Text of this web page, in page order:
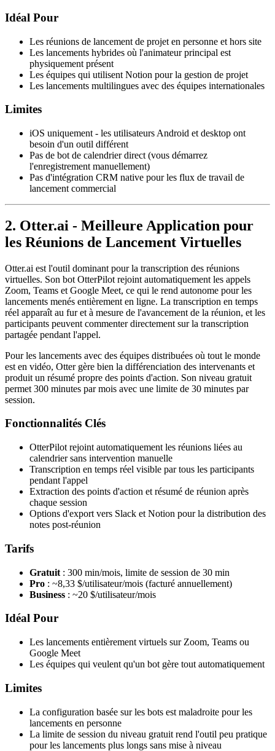
Idéal Pour
Les réunions de lancement de projet en personne et hors site
Les lancements hybrides où l'animateur principal est
physiquement présent
Les équipes qui utilisent Notion pour la gestion de projet
Les lancements multilingues avec des équipes internationales
Limites
iOS uniquement - les utilisateurs Android et desktop ont
besoin d'un outil différent
Pas de bot de calendrier direct (vous démarrez
l'enregistrement manuellement)
Pas d'intégration CRM native pour les flux de travail de
lancement commercial
2. Otter.ai - Meilleure Application pour
les Réunions de Lancement Virtuelles
Otter.ai est l'outil dominant pour la transcription des réunions
virtuelles. Son bot OtterPilot rejoint automatiquement les appels
Zoom, Teams et Google Meet, ce qui le rend autonome pour les
lancements menés entièrement en ligne. La transcription en temps
réel apparaît au fur et à mesure de l'avancement de la réunion, et les
participants peuvent commenter directement sur la transcription
partagée pendant l'appel.
Pour les lancements avec des équipes distribuées où tout le monde
est en vidéo, Otter gère bien la différenciation des intervenants et
produit un résumé propre des points d'action. Son niveau gratuit
permet 300 minutes par mois avec une limite de 30 minutes par
session.
Fonctionnalités Clés
OtterPilot rejoint automatiquement les réunions liées au
calendrier sans intervention manuelle
Transcription en temps réel visible par tous les participants
pendant l'appel
Extraction des points d'action et résumé de réunion après
chaque session
Options d'export vers Slack et Notion pour la distribution des
notes post-réunion
Tarifs
Gratuit : 300 min/mois, limite de session de 30 min
Pro : ~8,33 $/utilisateur/mois (facturé annuellement)
Business : ~20 $/utilisateur/mois
Idéal Pour
Les lancements entièrement virtuels sur Zoom, Teams ou
Google Meet
Les équipes qui veulent qu'un bot gère tout automatiquement
Limites
La configuration basée sur les bots est maladroite pour les
lancements en personne
La limite de session du niveau gratuit rend l'outil peu pratique
pour les lancements plus longs sans mise à niveau